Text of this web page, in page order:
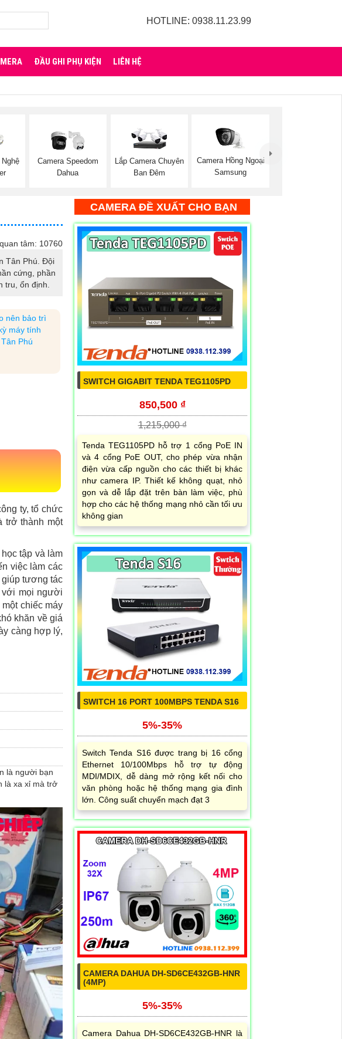
HOTLINE: 0938.11.23.99
ĐẦU GHI PHỤ KIỆN LIÊN HỆ
Camera Speedom
Dahua
Lắp Camera Chuyên
Ban Đêm
Camera Hồng Ngoại
Samsung
tâm: 10760
Tân Phú. Đội
cứng, phần
tru, ổn định.
nên bảo trì
máy tính
Phú
ty, tổ chức
trở thành một
tập và làm
việc làm các
giúp tương tác
với mọi người
chiếc máy
khăn về giá
càng hợp lý,
là người bạn
là xa xỉ mà trở
CAMERA ĐỀ XUẤT CHO BẠN
SWITCH GIGABIT TENDA TEG1105PD
850,500 ₫
1,215,000 ₫
Tenda TEG1105PD hỗ trợ 1 cổng PoE IN
và 4 cổng PoE OUT, cho phép vừa nhận
điện vừa cấp nguồn cho các thiết bị khác
như camera IP. Thiết kế không quạt, nhỏ
gọn và dễ lắp đặt trên bàn làm việc, phù
hợp cho các hệ thống mạng nhỏ cần tối ưu
không gian
SWITCH 16 PORT 100MBPS TENDA S16
5%-35%
Switch Tenda S16 được trang bị 16 cổng
Ethernet 10/100Mbps hỗ trợ tự động
MDI/MDIX, dễ dàng mở rộng kết nối cho
văn phòng hoặc hệ thống mạng gia đình
lớn. Công suất chuyển mạch đạt 3
CAMERA DAHUA DH-SD6CE432GB-HNR
(4MP)
5%-35%
Camera Dahua DH-SD6CE432GB-HNR là